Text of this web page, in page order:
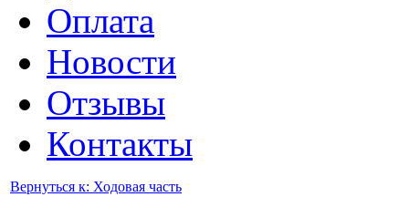
Оплата
Новости
Отзывы
Контакты
Вернуться к: Ходовая часть